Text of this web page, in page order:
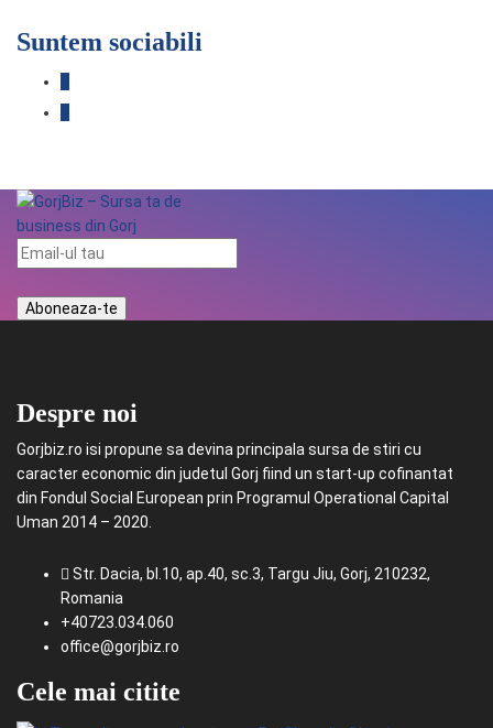
Suntem sociabili
Despre noi
Gorjbiz.ro isi propune sa devina principala sursa de stiri cu
caracter economic din judetul Gorj fiind un start-up cofinantat
din Fondul Social European prin Programul Operational Capital
Uman 2014 – 2020.
Str. Dacia, bl.10, ap.40, sc.3, Targu Jiu, Gorj, 210232,
Romania
+40723.034.060
office@gorjbiz.ro
Cele mai citite